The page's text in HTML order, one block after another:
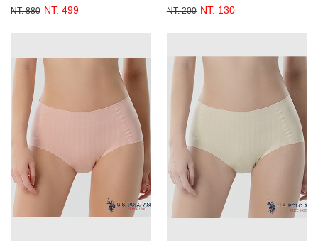
NT. 880 NT. 499 NT. 200 NT. 130